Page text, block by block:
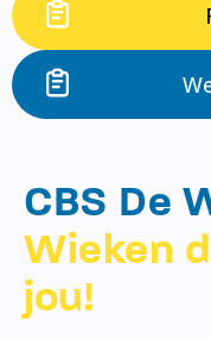
CBS De
Wieken
jou!